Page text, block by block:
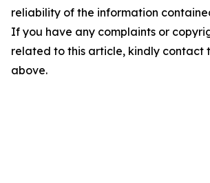
reliability of the information
If you have any complaints or
related to this article, kindly contact
above.